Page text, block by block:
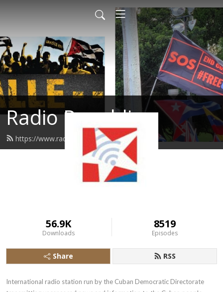
Radio Republica
https://www.radiorepublica.us/feed.xml
56.9K
Downloads
8519
Episodes
Share RSS
International radio station run by the Cuban Democratic Directorate